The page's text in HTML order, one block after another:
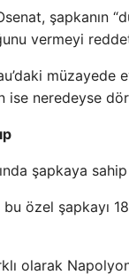
şapkanın
vermeyi
ise neredeyse
şapkaya
özel şapkayı
olarak